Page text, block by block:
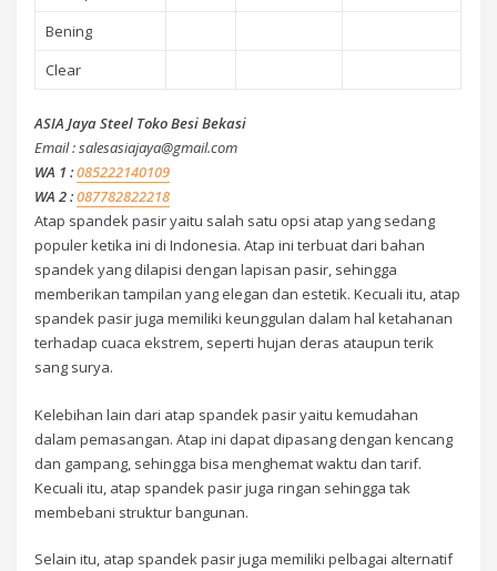
Bening
Clear
ASIA Jaya Steel Toko Besi Bekasi
Email : salesasiajaya@gmail.com
WA 1 :085222140109
WA 2 :087782822218
Atap spandek pasir yaitu salah satu opsi atap yang sedang
populer ketika ini di Indonesia. Atap ini terbuat dari bahan
spandek yang dilapisi dengan lapisan pasir, sehingga
memberikan tampilan yang elegan dan estetik. Kecuali itu, atap
spandek pasir juga memiliki keunggulan dalam hal ketahanan
terhadap cuaca ekstrem, seperti hujan deras ataupun terik
sang surya.
Kelebihan lain dari atap spandek pasir yaitu kemudahan
dalam pemasangan. Atap ini dapat dipasang dengan kencang
dan gampang, sehingga bisa menghemat waktu dan tarif.
Kecuali itu, atap spandek pasir juga ringan sehingga tak
membebani struktur bangunan.
Selain itu, atap spandek pasir juga memiliki pelbagai alternatif